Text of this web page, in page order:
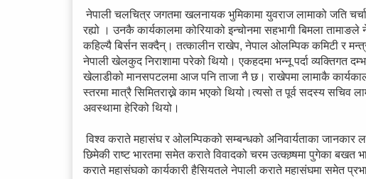
नेपाली चलचित्र जगतमा खलनायक भुमिकामा युवराज लामाको जति
रह्यो । उनकै कार्यकालमा कोरियाको इन्चोनमा सहभागी बिमला
कहिल्यै बिर्सन सक्दैन्। तत्कालीन राखेप, नेपाल ओलम्पिक कमिटी र
नेपाली खेलकुद निराशामा परेको थियो। एकहदमा भन्नू पर्दा व्यक्तिगत
खेलाडीको मानसपटलमा आज पनि ताजा नै छ। राखेपमा लामाकै
स्तरमा मात्रै सिमितराख्ने काम भएको थियो।त्यसो त पूर्व सदस्य सचिव
अवस्थामा हेरिको थियो।
विश्व कराते महासंघ र ओलम्पिकको सम्बन्धको अनिवार्यताका
छिमेकी राष्ट भारतमा समेत कराते विवादको चरम उत्कष्र्षमा पुगेका बखत
कराते महासंघको कार्यकारी हैसियतले नेपाली कराते महासंघमा समेत